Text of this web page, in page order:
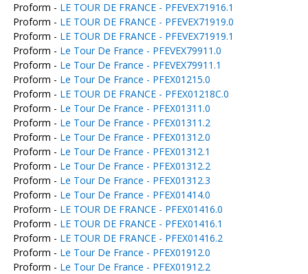
Proform - LE TOUR DE FRANCE - PFEVEX71916.1
Proform - LE TOUR DE FRANCE - PFEVEX71919.0
Proform - LE TOUR DE FRANCE - PFEVEX71919.1
Proform - Le Tour De France - PFEVEX79911.0
Proform - Le Tour De France - PFEVEX79911.1
Proform - Le Tour De France - PFEX01215.0
Proform - LE TOUR DE FRANCE - PFEX01218C.0
Proform - Le Tour De France - PFEX01311.0
Proform - Le Tour De France - PFEX01311.2
Proform - Le Tour De France - PFEX01312.0
Proform - Le Tour De France - PFEX01312.1
Proform - Le Tour De France - PFEX01312.2
Proform - Le Tour De France - PFEX01312.3
Proform - Le Tour De France - PFEX01414.0
Proform - LE TOUR DE FRANCE - PFEX01416.0
Proform - LE TOUR DE FRANCE - PFEX01416.1
Proform - LE TOUR DE FRANCE - PFEX01416.2
Proform - Le Tour De France - PFEX01912.0
Proform - Le Tour De France - PFEX01912.2